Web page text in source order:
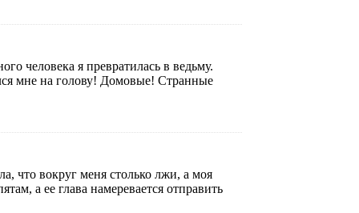
человека я превратилась в ведьму.
мне на голову! Домовые! Странные
что вокруг меня столько лжи, а моя
а ее глава намеревается отправить